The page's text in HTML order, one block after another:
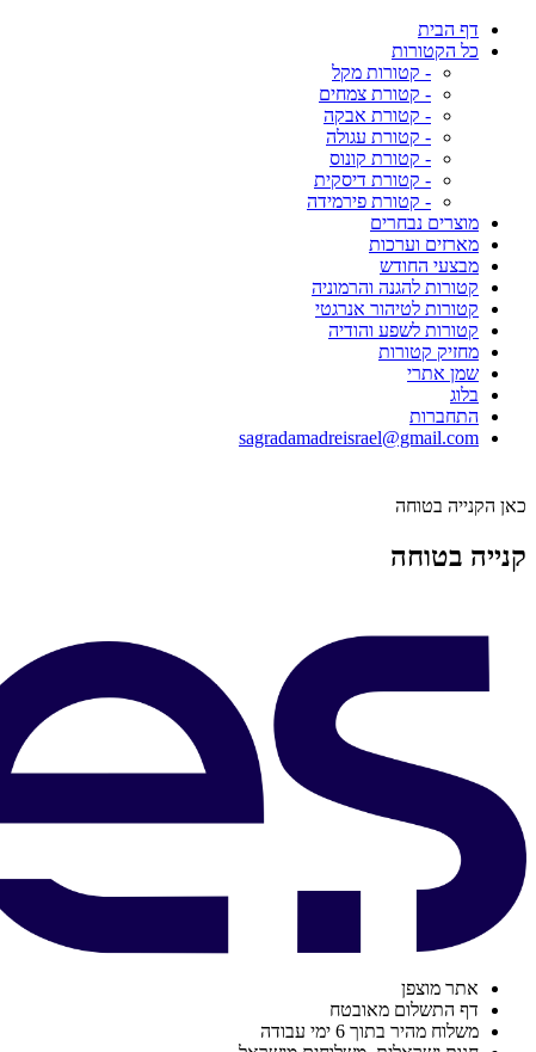
דף הבית
כל הקטורות
- קטורות מקל
- קטורת צמחים
- קטורת אבקה
- קטורת עגולה
- קטורת קונוס
- קטורת דיסקית
- קטורת פירמידה
מוצרים נבחרים
מארזים וערכות
מבצעי החודש
קטורות להגנה והרמוניה
קטורות לטיהור אנרגטי
קטורות לשפע והודיה
מחזיק קטורות
שמן אתרי
בלוג
התחברות
sagradamadreisrael@gmail.com
כאן הקנייה בטוחה
קנייה בטוחה
אתר מוצפן
דף התשלום מאובטח
משלוח מהיר בתוך 6 ימי עבודה